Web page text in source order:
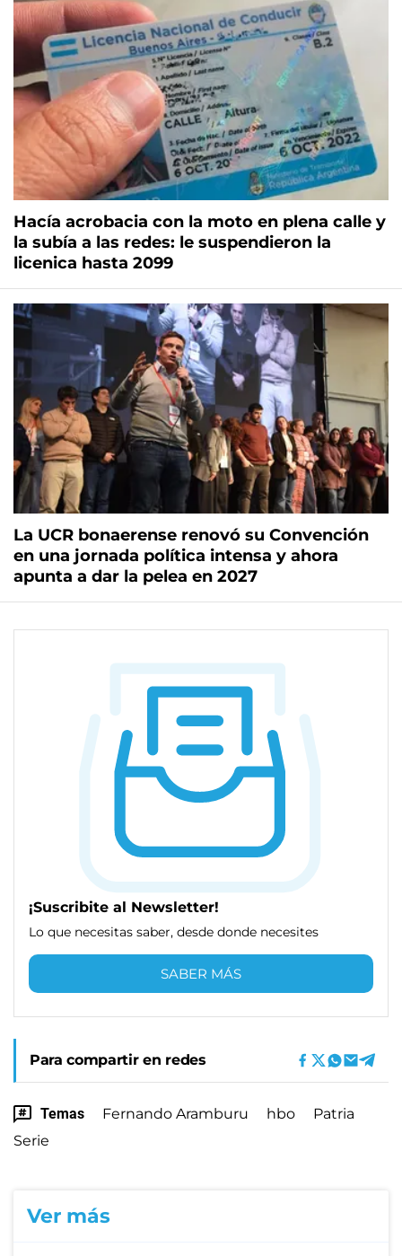
Hacía acrobacia con la moto en plena calle y
la subía a las redes: le suspendieron la
licenica hasta 2099
La UCR bonaerense renovó su Convención
en una jornada política intensa y ahora
apunta a dar la pelea en 2027
¡Suscribite al Newsletter!
Lo que necesitas saber, desde donde necesites
SABER MÁS
Para compartir en redes
Temas Fernando Aramburu hbo
Patria
Serie
Ver más